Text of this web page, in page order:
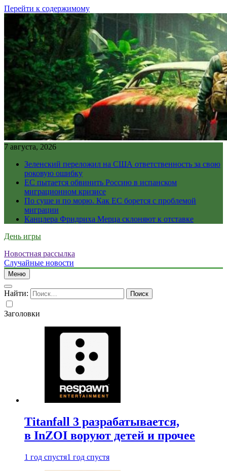
Перейти к содержимому
7 августа, 2026
Зеленский переложил на США ответственность за свою
роковую ошибку
ЕС пытается обвинить Россию в испанском
миграционном кризисе
По суше и по морю. Как ЕС борется с проблемой
миграции
Канцлера Фридриха Мерца склоняют к отставке
День игры
Новостная рассылка
Случайные новости
Меню
Найти:
Заголовки
Titanfall 3 разрабатывается,
в InZOI воруют детей и прочее
1 год спустя1 год спустя